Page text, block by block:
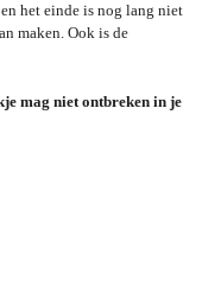
het einde is nog lang niet
maken. Ook is de
mag niet ontbreken in je